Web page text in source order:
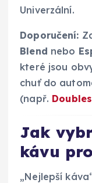
Univerzální.
Doporučení:
Blend nebo
které jsou
chuť do
(např.
Jak
kávu
„Nejlepší